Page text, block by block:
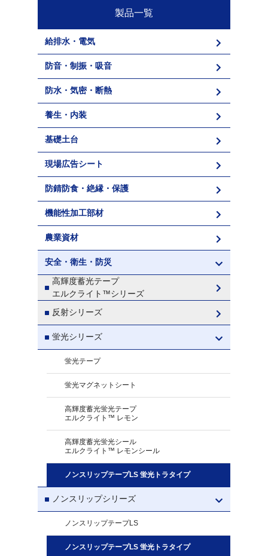
製品一覧
給排水・電気
防音・制振・吸音
防水・気密・断熱
養生・内装
基礎土台
現場広告シート
防錆防食・絶縁・保護
機能性加工部材
農業資材
安全・衛生・防災
高輝度蓄光テープ
エルクライト™シリーズ
反射シリーズ
蛍光シリーズ
蛍光テープ
蛍光マグネットシート
高輝度蓄光蛍光テープ
エルクライト™ レモン
高輝度蓄光蛍光シール
エルクライト™ レモンシール
ノンスリップテープLS 蛍光トラタイプ
ノンスリップシリーズ
ノンスリップテープLS
ノンスリップテープLS 蛍光トラタイプ